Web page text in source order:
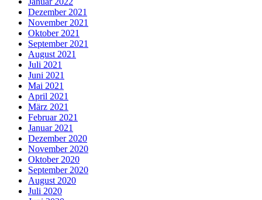
Dezember 2021
November 2021
Oktober 2021
September 2021
August 2021
Juli 2021
Juni 2021
Mai 2021
April 2021
März 2021
Februar 2021
Januar 2021
Dezember 2020
November 2020
Oktober 2020
September 2020
August 2020
Juli 2020